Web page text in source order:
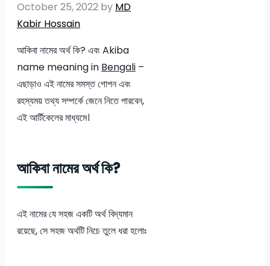
October 25, 2022 by MD
Kabir Hossain
আকিবা নামের অর্থ কি? এবং Akiba
name meaning in Bengali –
এছাড়াও এই নামের সমস্ত গোপন এবং
রহস্যময় তথ্য সম্পর্কে জেনে নিতে পারবেন,
এই আর্টিকেলের মাধ্যমে।
আকিবা নামের অর্থ কি?
এই নামের যে সহজ একটি অর্থ বিদ্যমান
রয়েছে, সে সহজ অর্থটি নিচে তুলে ধরা হলোঃ